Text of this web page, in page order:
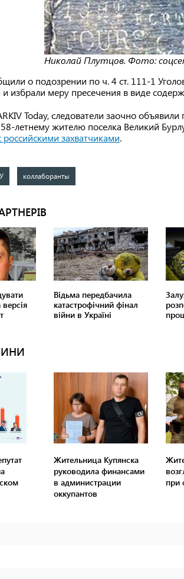
Николай Плутцов. Фото:
о подозрении по ч. 4 ст. 111-1
и избрали меру пресечения в виде
Today, следователи заочно
58-летнему жителю поселка Великий
российскими захватчиками.
коллаборанты
Жительница Купянска
руководила финансами
в администрации
оккупантов
при